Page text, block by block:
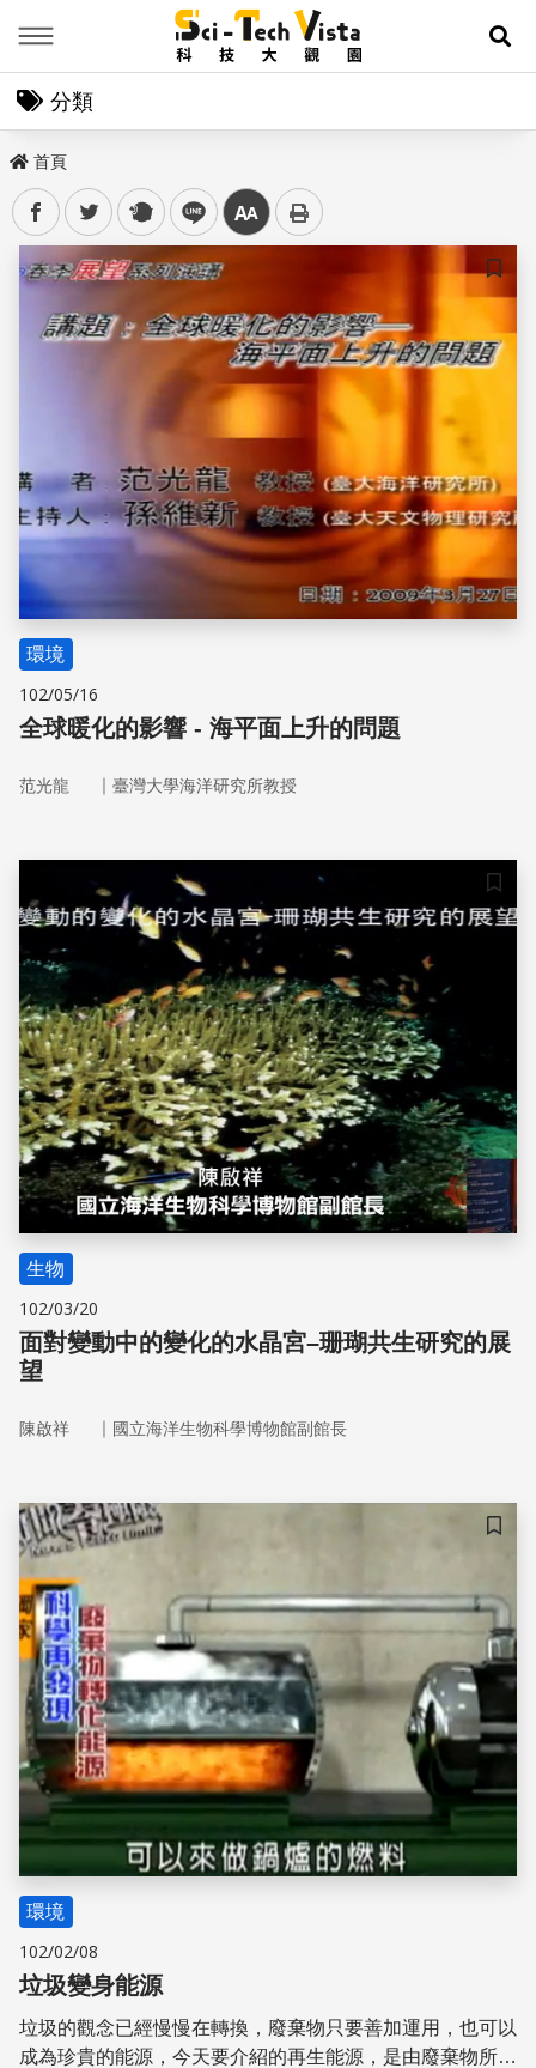
展
分類
首頁
facebooktwitter plurk line 中
儲存
環境
102/05/16
全球暖化的影響 - 海平面上升的問題
范光龍 ｜ 臺灣大學海洋研究所教授
儲存
生物
102/03/20
面對變動中的變化的水晶宮–珊瑚共生研究的展
望
陳啟祥 ｜ 國立海洋生物科學博物館副館長
儲存
環境
102/02/08
垃圾變身能源
垃圾的觀念已經慢慢在轉換，廢棄物只要善加運用，也可以
成為珍貴的能源，今天要介紹的再生能源，是由廢棄物所產